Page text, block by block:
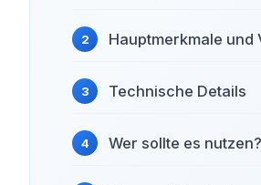
Hauptmerkmale und
Technische Details
Wer sollte es nutzen?